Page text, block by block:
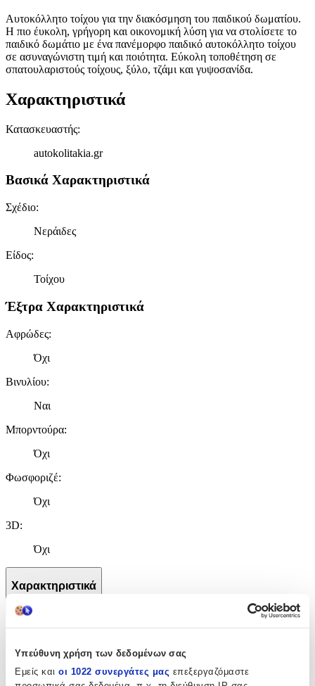
Υπεύθυνη χρήση των δεδομένων σας
Εμείς και οι 1022 συνεργάτες μας επεξεργαζόμαστε
Αυτοκόλλητο τοίχου για την διακόσμηση του παιδικού δωματίου.
Η πιο έυκολη, γρήγορη και οικονομική λύση για να στολίσετε το
παιδικό δωμάτιο με ένα πανέμορφο παιδικό αυτοκόλλητο τοίχου
σε ασυναγώνιστη τιμή και ποιότητα. Εύκολη τοποθέτηση σε
σπατουλαριστούς τοίχους, ξύλο, τζάμι και γυψοσανίδα.
Χαρακτηριστικά
Κατασκευαστής:
autokolitakia.gr
Βασικά Χαρακτηριστικά
Σχέδιο:
Νεράιδες
Είδος:
Τοίχου
Έξτρα Χαρακτηριστικά
Αφρώδες:
Όχι
Βινυλίου:
Ναι
Μπορντούρα:
Όχι
Φωσφοριζέ:
Όχι
3D:
Όχι
Χαρακτηριστικά
Κατασκευαστής: